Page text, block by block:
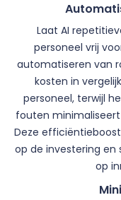
Laat AI
personeel vrij
automatiseren van
kosten in
personeel, terwijl
fouten
Deze
op de investering
op